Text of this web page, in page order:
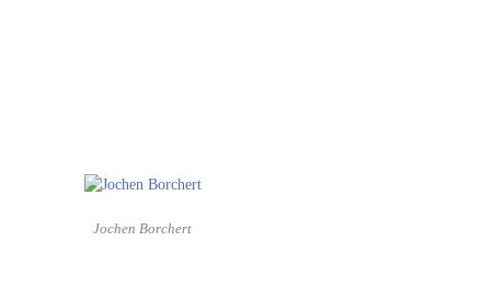
Jochen Borchert